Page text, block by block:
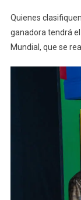
Quienes
ganadora tendrá
Mundial, que se